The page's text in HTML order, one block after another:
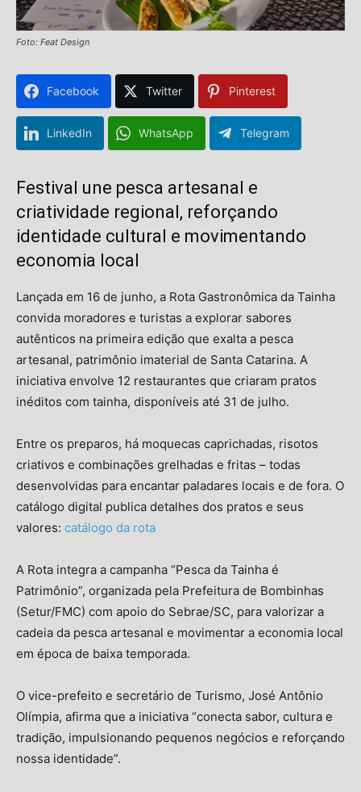
Foto: Feat Design
Facebook Twitter Pinterest
LinkedIn WhatsApp Telegram
Festival une pesca artesanal e
criatividade regional, reforçando
identidade cultural e movimentando
economia local
Lançada em 16 de junho, a Rota Gastronômica da Tainha
convida moradores e turistas a explorar sabores
autênticos na primeira edição que exalta a pesca
artesanal, patrimônio imaterial de Santa Catarina. A
iniciativa envolve 12 restaurantes que criaram pratos
inéditos com tainha, disponíveis até 31 de julho.
Entre os preparos, há moquecas caprichadas, risotos
criativos e combinações grelhadas e fritas – todas
desenvolvidas para encantar paladares locais e de fora. O
catálogo digital publica detalhes dos pratos e seus
valores: catálogo da rota
A Rota integra a campanha “Pesca da Tainha é
Patrimônio”, organizada pela Prefeitura de Bombinhas
(Setur/FMC) com apoio do Sebrae/SC, para valorizar a
cadeia da pesca artesanal e movimentar a economia local
em época de baixa temporada.
O vice-prefeito e secretário de Turismo, José Antônio
Olímpia, afirma que a iniciativa “conecta sabor, cultura e
tradição, impulsionando pequenos negócios e reforçando
nossa identidade”.